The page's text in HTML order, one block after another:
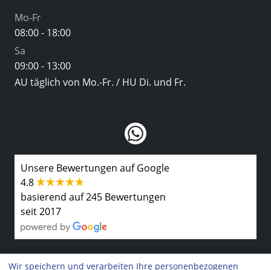
Mo-Fr
08:00 - 18:00
Sa
09:00 - 13:00
AU täglich von Mo.-Fr. / HU Di. und Fr.
Unsere Bewertungen auf Google
4.8
basierend auf 245 Bewertungen
seit 2017
Wir speichern und verarbeiten Ihre personenbezogenen